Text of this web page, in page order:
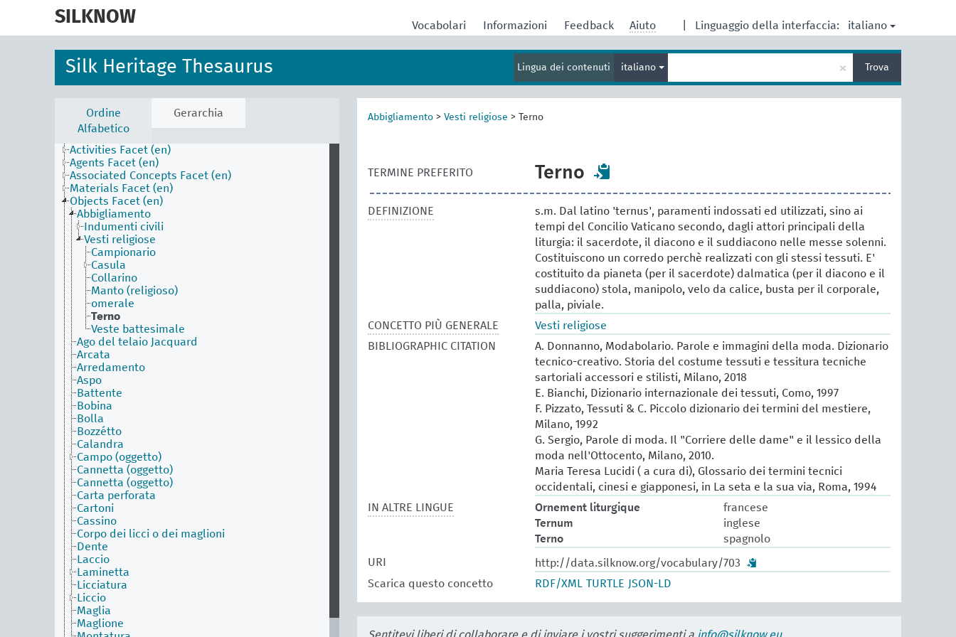
SILKNOW Linguaggio della interfaccia: italiano
Vocabolari Informazioni Feedback Aiuto
Silk Heritage Thesaurus Lingua dei contenuti italiano
termine
per
× Trova
Ordine
Alfabetico
Gerarchia
Activities Facet (en)
Agents Facet (en)
Associated Concepts Facet (en)
Materials Facet (en)
Objects Facet (en)
Abbigliamento
Indumenti civili
Vesti religiose
Campionario
Casula
Collarino
Manto (religioso)
omerale
Terno
Veste battesimale
Ago del telaio Jacquard
Arcata
Arredamento
Aspo
Battente
Bobina
Bolla
Bozzétto
Calandra
Campo (oggetto)
Cannetta (oggetto)
Cannetta (oggetto)
Carta perforata
Cartoni
Cassino
Corpo dei licci o dei maglioni
Dente
Laccio
Laminetta
Licciatura
Liccio
Maglia
Maglione
Abbigliamento > Vesti religiose > Terno
TERMINE PREFERITO Terno
DEFINIZIONE
s.m. Dal latino 'ternus', paramenti indossati ed utilizzati, sino ai
tempi del Concilio Vaticano secondo, dagli attori principali della
liturgia: il sacerdote, il diacono e il suddiacono nelle messe solenni.
Costituiscono un corredo perchè realizzati con gli stessi tessuti. E'
costituito da pianeta (per il sacerdote) dalmatica (per il diacono e il
suddiacono) stola, manipolo, velo da calice, busta per il corporale,
palla, piviale.
CONCETTO PIÙ GENERALE
Vesti religiose
BIBLIOGRAPHIC CITATION
A. Donnanno, Modabolario. Parole e immagini della moda. Dizionario
tecnico-creativo. Storia del costume tessuti e tessitura tecniche
sartoriali accessori e stilisti, Milano, 2018
E. Bianchi, Dizionario internazionale dei tessuti, Como, 1997
F. Pizzato, Tessuti & C. Piccolo dizionario dei termini del mestiere,
Milano, 1992
G. Sergio, Parole di moda. Il "Corriere delle dame" e il lessico della
moda nell'Ottocento, Milano, 2010.
Maria Teresa Lucidi ( a cura di), Glossario dei termini tecnici
occidentali, cinesi e giapponesi, in La seta e la sua via, Roma, 1994
IN ALTRE LINGUE
Ornement liturgique
francese
Ternum
inglese
Terno
spagnolo
URI
http://data.silknow.org/vocabulary/703
Scarica questo concetto
RDF/XML TURTLE JSON-LD